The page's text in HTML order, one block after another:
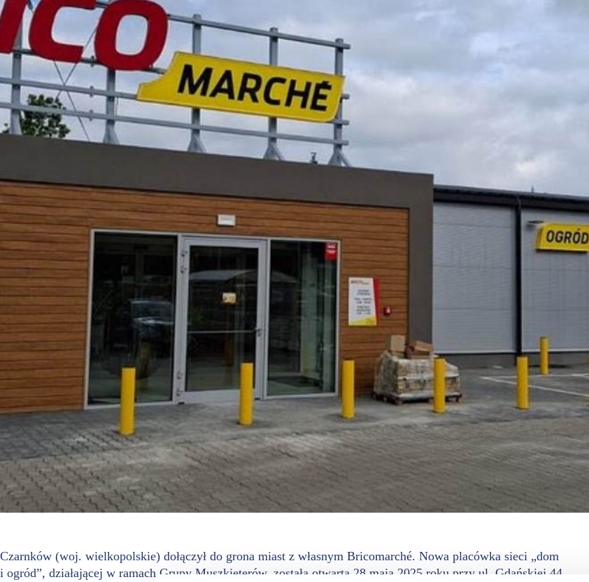
Czarnków (woj. wielkopolskie) dołączył do grona miast z własnym Bricomarché. Nowa placówka sieci „dom
i ogród”, działającej w ramach Grupy Muszkieterów, została otwarta 28 maja 2025 roku przy ul. Gdańskiej 44.